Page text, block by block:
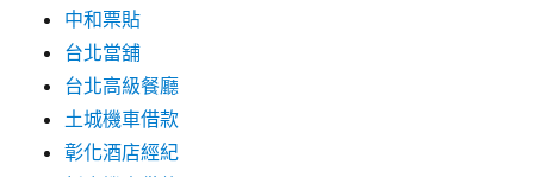
中和票貼
台北當舖
台北高級餐廳
土城機車借款
彰化酒店經紀